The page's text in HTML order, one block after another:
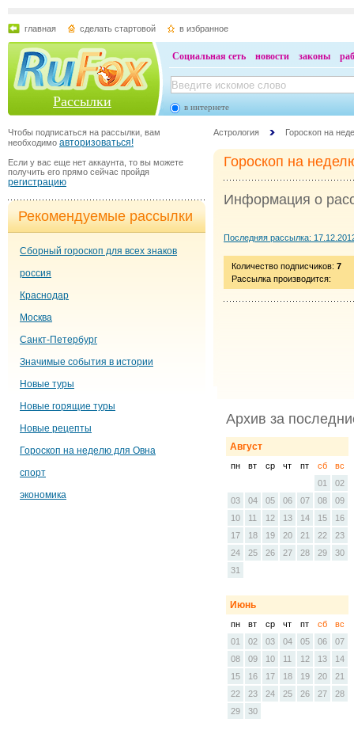
главная сделать стартовой в избранное
Рассылки
Социальная сеть новости законы
в интернете
Чтобы подписаться на рассылки, вам
необходимоавторизоваться!
Если у вас еще нет аккаунта, то вы можете
получить его прямо сейчас пройдя
регистрацию
Рекомендуемые рассылки
Сборный гороскоп для всех знаков
россия
Краснодар
Москва
Санкт-Петербург
Значимые события в истории
Новые туры
Новые горящие туры
Новые рецепты
Гороскоп на неделю для Овна
спорт
экономика
Астрология Гороскоп на
Гороскоп на
Информация о
Последняя рассылка:
Количество подписчиков:7
Рассылка производится:
Архив за
Август
пн вт ср чт пт сб
вс
01
02
03
04 05 06 07 08
09
10
11 12 13 14 15
16
17
18 19 20 21 22
23
24
25 26 27 28 29
30
31
Июнь
пн вт ср чт пт сб
вс
01
02 03 04 05 06
07
08
09 10 11 12 13
14
15
16 17 18 19 20
21
22
23 24 25 26 27
28
29
30